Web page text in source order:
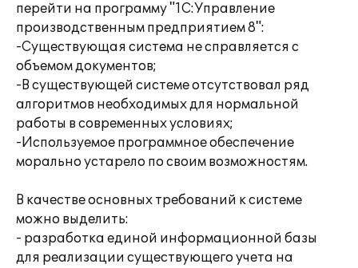
перейти на программу "1С:Управление
производственным предприятием 8":
-Существующая система не справляется с
объемом документов;
-В существующей системе отсутствовал ряд
алгоритмов необходимых для нормальной
работы в современных условиях;
-Используемое программное обеспечение
морально устарело по своим возможностям.
В качестве основных требований к системе
можно выделить:
- разработка единой информационной базы
для реализации существующего учета на